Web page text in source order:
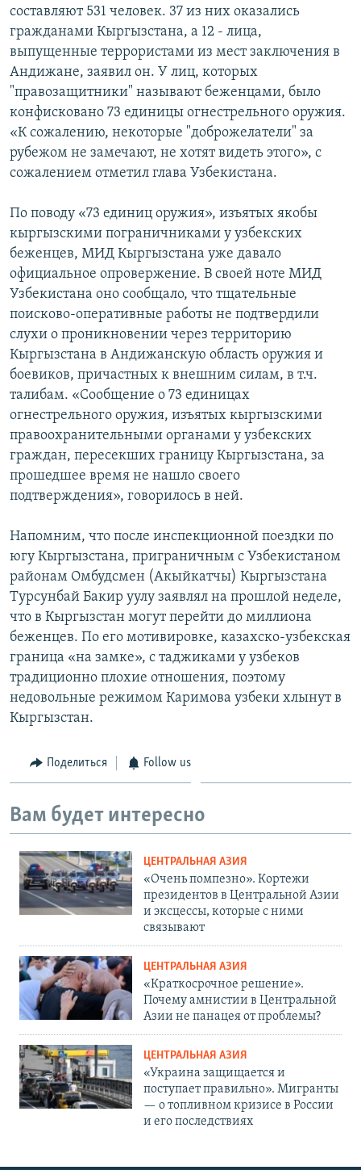
составляют 531 человек. 37 из них оказались
гражданами Кыргызстана, а 12 - лица,
выпущенные террористами из мест заключения в
Андижане, заявил он. У лиц, которых
"правозащитники" называют беженцами, было
конфисковано 73 единицы огнестрельного оружия.
«К сожалению, некоторые "доброжелатели" за
рубежом не замечают, не хотят видеть этого», с
сожалением отметил глава Узбекистана.
По поводу «73 единиц оружия», изъятых якобы
кыргызскими пограничниками у узбекских
беженцев, МИД Кыргызстана уже давало
официальное опровержение. В своей ноте МИД
Узбекистана оно сообщало, что тщательные
поисково-оперативные работы не подтвердили
слухи о проникновении через территорию
Кыргызстана в Андижанскую область оружия и
боевиков, причастных к внешним силам, в т.ч.
талибам. «Сообщение о 73 единицах
огнестрельного оружия, изъятых кыргызскими
правоохранительными органами у узбекских
граждан, пересекших границу Кыргызстана, за
прошедшее время не нашло своего
подтверждения», говорилось в ней.
Напомним, что после инспекционной поездки по
югу Кыргызстана, приграничным с Узбекистаном
районам Омбудсмен (Акыйкатчы) Кыргызстана
Турсунбай Бакир уулу заявлял на прошлой неделе,
что в Кыргызстан могут перейти до миллиона
беженцев. По его мотивировке, казахско-узбекская
граница «на замке», с таджиками у узбеков
традиционно плохие отношения, поэтому
недовольные режимом Каримова узбеки хлынут в
Кыргызстан.
Поделиться Follow us
Вам будет интересно
ЦЕНТРАЛЬНАЯ АЗИЯ
«Очень помпезно». Кортежи
президентов в Центральной Азии
и эксцессы, которые с ними
связывают
ЦЕНТРАЛЬНАЯ АЗИЯ
«Краткосрочное решение».
Почему амнистии в Центральной
Азии не панацея от проблемы?
ЦЕНТРАЛЬНАЯ АЗИЯ
«Украина защищается и
поступает правильно». Мигранты
— о топливном кризисе в России
и его последствиях